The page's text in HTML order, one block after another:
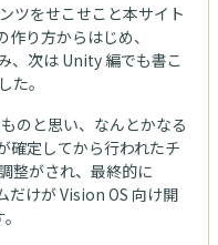
ツをせこせこと本サイト
り方からはじめ、
、次は Unity 編でも書こ
た。
のと思い、なんとかなる
確定してから行われたチ
整がされ、最終的に
だけが Vision OS 向け開